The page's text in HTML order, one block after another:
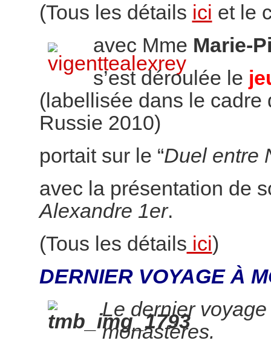
(Tous les détails ici et le
avec Mme Marie-
s’est déroulée le
(labellisée dans le cadre
Russie 2010)
portait sur le “Duel entre
avec la présentation de
Alexandre 1er.
(Tous les détails ici)
DERNIER VOYAGE À
Le dernier
monastères.